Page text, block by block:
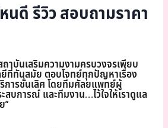
นดี รีวิว สอบถามราคา
ถาบันเสริมความงามครบวงจรเพียบ
ยีที่ทันสมัย ตอบโจทย์ทุกปัญหาเรื่อง
การชั้นเลิศ โดยทีมศัลยแพทย์ผู้
บการณ์ และทีมงาน…ไว้ใจให้เราดูแล
”